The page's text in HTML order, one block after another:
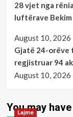
28 vjet nga
luftërave Bekim
August 10, 2026
Gjatë 24-orëve
regjistruar 94
August 10, 2026
You may
Lajme